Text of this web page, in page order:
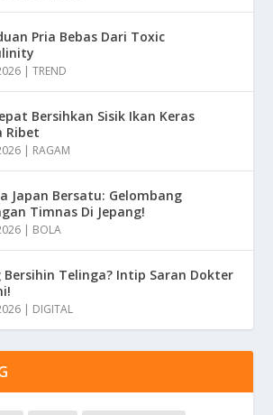
Pria Bebas Dari Toxic
|TREND
Bersihkan Sisik Ikan Keras
Ribet
| RAGAM
Japan Bersatu: Gelombang
Timnas Di Jepang!
| BOLA
Bersihin Telinga? Intip Saran Dokter
| DIGITAL